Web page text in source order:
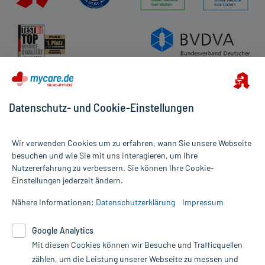
Alle Preise gelten inkl. MwSt., ggf. zzgl. Versandkosten
Informationen auf dieser Website werden ausschließlich für
die Untersuchung und Behandlung durch einen Arzt. Bitte
Therapien eingeleitet werden können. | Diese Webseite benutzt
Google Analytics. Lesen Sie bitte dazu die wichtigen Hinweise in
unserer Datenschutzerklärung. Für den Widerruf einer Bestellung
Datenschutz- und Cookie-Einstellungen
Wir verwenden Cookies um zu erfahren, wann Sie unsere Webseite
besuchen und wie Sie mit uns interagieren, um Ihre
Nutzererfahrung zu verbessern. Sie können Ihre Cookie-
Einstellungen jederzeit ändern.
Nähere Informationen: Datenschutzerklärung Impressum
Google Analytics
Mit diesen Cookies können wir Besuche und Trafficquellen
zählen, um die Leistung unserer Webseite zu messen und